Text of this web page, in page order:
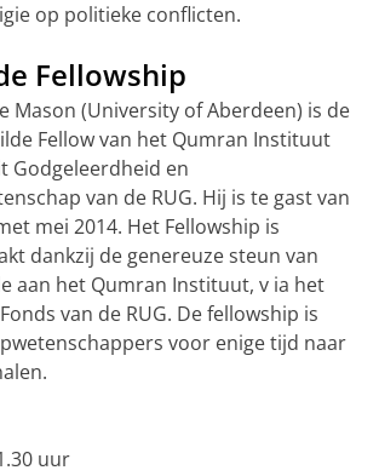
op politieke conflicten.
Fellowship
Mason (University of Aberdeen) is de
Fellow van het Qumran Instituut
Godgeleerdheid en
van de RUG. Hij is te gast van
mei 2014. Het Fellowship is
dankzij de genereuze steun van
aan het Qumran Instituut, v ia het
van de RUG. Defellowship is
voor enige tijd naar
uur